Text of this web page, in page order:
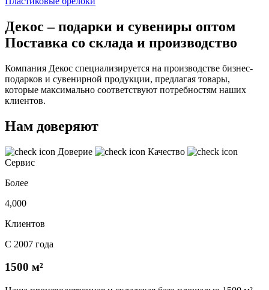
Декос – подарки и сувениры оптом
Поставка со склада и производство
Компания Декос специализируется на производстве бизнес-
подарков и сувенирной продукции, предлагая товары,
которые максимально соответствуют потребностям наших
клиентов.
Нам доверяют
Доверие
Качество
Сервис
Более
4,000
Клиентов
С 2007 года
1500 м²